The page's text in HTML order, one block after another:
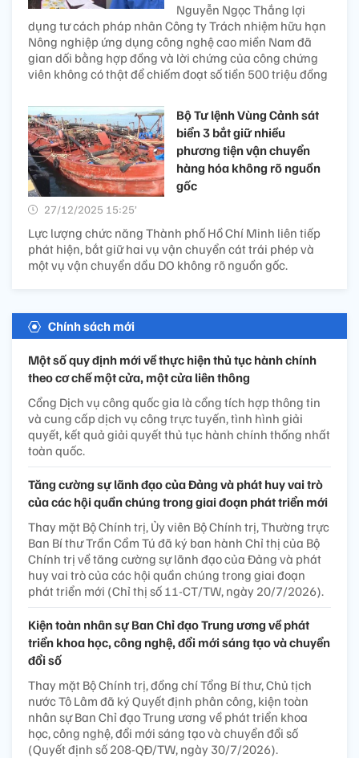
Nguyễn Ngọc Thắng lợi
dụng tư cách pháp nhân Công ty Trách nhiệm hữu hạn
Nông nghiệp ứng dụng công nghệ cao miền Nam đã
gian dối bằng hợp đồng và lời chứng của công chứng
viên không có thật để chiếm đoạt số tiền 500 triệu đồng
Bộ Tư lệnh Vùng Cảnh sát
biển 3 bắt giữ nhiều
phương tiện vận chuyển
hàng hóa không rõ nguồn
gốc
27/12/2025 15:25’
Lực lượng chức năng Thành phố Hồ Chí Minh liên tiếp
phát hiện, bắt giữ hai vụ vận chuyển cát trái phép và
một vụ vận chuyển dầu DO không rõ nguồn gốc.
Chính sách mới
Một số quy định mới về thực hiện thủ tục hành chính
theo cơ chế một cửa, một cửa liên thông
Cổng Dịch vụ công quốc gia là cổng tích hợp thông tin
và cung cấp dịch vụ công trực tuyến, tình hình giải
quyết, kết quả giải quyết thủ tục hành chính thống nhất
toàn quốc.
Tăng cường sự lãnh đạo của Đảng và phát huy vai trò
của các hội quần chúng trong giai đoạn phát triển mới
Thay mặt Bộ Chính trị, Ủy viên Bộ Chính trị, Thường trực
Ban Bí thư Trần Cẩm Tú đã ký ban hành Chỉ thị của Bộ
Chính trị về tăng cường sự lãnh đạo của Đảng và phát
huy vai trò của các hội quần chúng trong giai đoạn
phát triển mới (Chỉ thị số 11-CT/TW, ngày 20/7/2026).
Kiện toàn nhân sự Ban Chỉ đạo Trung ương về phát
triển khoa học, công nghệ, đổi mới sáng tạo và chuyển
đổi số
Thay mặt Bộ Chính trị, đồng chí Tổng Bí thư, Chủ tịch
nước Tô Lâm đã ký Quyết định phân công, kiện toàn
nhân sự Ban Chỉ đạo Trung ương về phát triển khoa
học, công nghệ, đổi mới sáng tạo và chuyển đổi số
(Quyết định số 208-QĐ/TW, ngày 30/7/2026).